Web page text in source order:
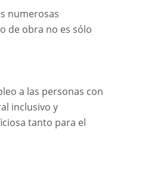
numerosas
de obra no es sólo
a las personas con
inclusivo y
tanto para el